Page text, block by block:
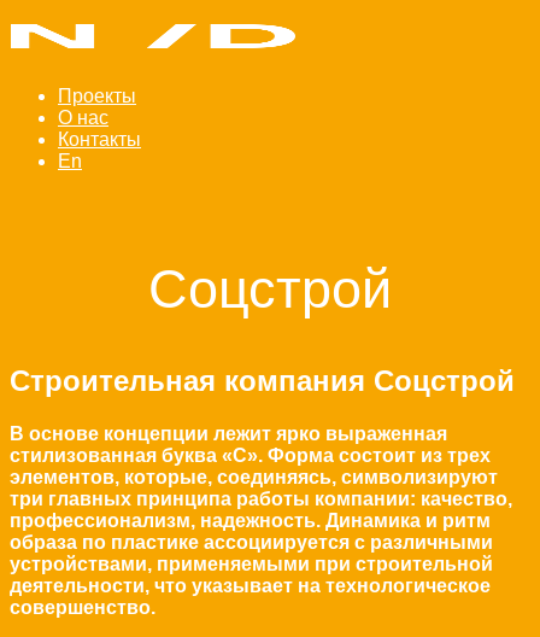
Проекты
О нас
Контакты
En
Соцстрой
Cтроительная компания Соцстрой
В основе концепции лежит ярко выраженная
стилизованная буква «С». Форма состоит из трех
элементов, которые, соединяясь, символизируют
три главных принципа работы компании: качество,
профессионализм, надежность. Динамика и ритм
образа по пластике ассоциируется с различными
устройствами, применяемыми при строительной
деятельности, что указывает на технологическое
совершенство.